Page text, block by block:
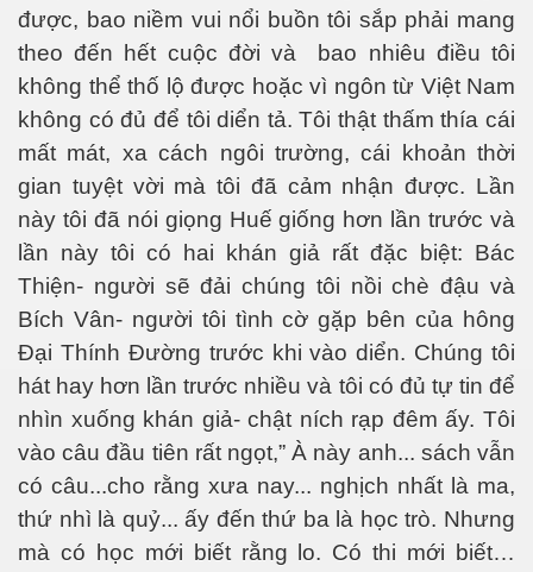
được, bao niềm vui nổi buồn tôi sắp phải mang
theo đến hết cuộc đời và
bao nhiêu điều tôi
không thể thố lộ được hoặc vì ngôn từ Việt Nam
không có đủ để tôi diển tả. Tôi thật thấm thía cái
mất mát, xa cách ngôi trường, cái khoản thời
gian tuyệt vời mà tôi đã cảm nhận được. Lần
này tôi đã nói giọng Huế giống hơn lần trước và
lần này tôi có hai khán giả rất đặc biệt: Bác
Thiện- người sẽ đải chúng tôi nồi chè đậu và
Bích Vân- người tôi tình cờ gặp bên của hông
Đại Thính Đường trước khi vào diển. Chúng tôi
hát hay hơn lần trước nhiều và tôi có đủ tự tin để
nhìn xuống khán giả- chật ních rạp đêm ấy. Tôi
vào câu đầu tiên rất ngọt,” À này anh... sách vẫn
có câu...cho rằng xưa nay... nghịch nhất là ma,
thứ nhì là quỷ... ấy đến thứ ba là học trò. Nhưng
mà có học mới biết rằng lo. Có thi mới biết…